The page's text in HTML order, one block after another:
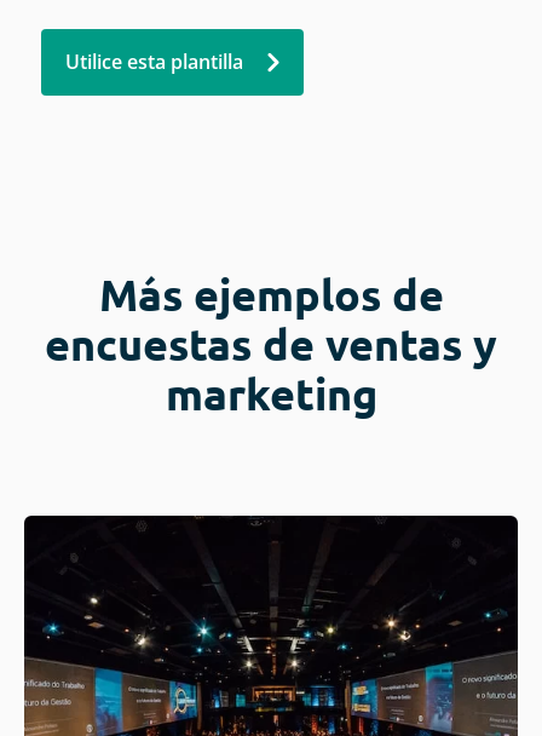
Utilice esta plantilla
Más ejemplos de
encuestas de ventas y
marketing